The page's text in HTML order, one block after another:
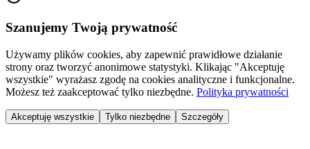
Szanujemy Twoją prywatność
Używamy plików cookies, aby zapewnić prawidłowe działanie
strony oraz tworzyć anonimowe statystyki. Klikając "Akceptuję
wszystkie" wyrażasz zgodę na cookies analityczne i funkcjonalne.
Możesz też zaakceptować tylko niezbędne. Polityka prywatności
Akceptuję wszystkie Tylko niezbędne Szczegóły